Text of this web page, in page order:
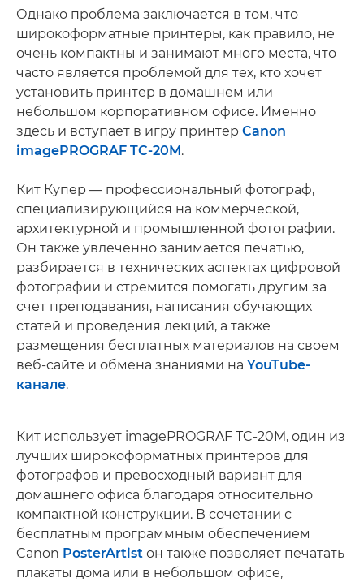
Однако проблема заключается в том, что
широкоформатные принтеры, как правило, не
очень компактны и занимают много места, что
часто является проблемой для тех, кто хочет
установить принтер в домашнем или
небольшом корпоративном офисе. Именно
здесь и вступает в игру принтер Canon
imagePROGRAF TC-20M.
Кит Купер — профессиональный фотограф,
специализирующийся на коммерческой,
архитектурной и промышленной фотографии.
Он также увлеченно занимается печатью,
разбирается в технических аспектах цифровой
фотографии и стремится помогать другим за
счет преподавания, написания обучающих
статей и проведения лекций, а также
размещения бесплатных материалов на своем
веб-сайте и обмена знаниями на YouTube-
канале­.
Кит использует imagePROGRAF TC-20M, один из
лучших широкоформатных принтеров для
фотографов и превосходный вариант для
домашнего офиса благодаря относительно
компактной конструкции. В сочетании с
бесплатным программным обеспечением
Canon PosterArtist он также позволяет печатать
плакаты дома или в небольшом офисе,